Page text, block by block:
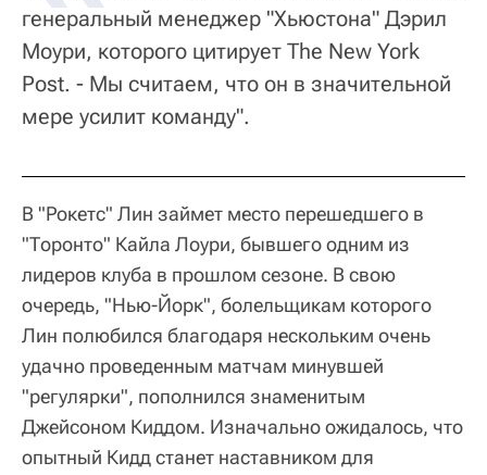
генеральный менеджер "Хьюстона" Дэрил
Моури, которого цитирует The New York
Post. - Мы считаем, что он в значительной
мере усилит команду".
В "Рокетс" Лин займет место перешедшего в
"Торонто" Кайла Лоури, бывшего одним из
лидеров клуба в прошлом сезоне. В свою
очередь, "Нью-Йорк", болельщикам которого
Лин полюбился благодаря нескольким очень
удачно проведенным матчам минувшей
"регулярки", пополнился знаменитым
Джейсоном Киддом. Изначально ожидалось, что
опытный Кидд станет наставником для